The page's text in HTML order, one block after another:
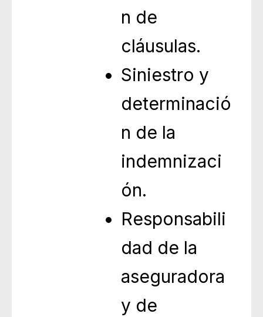
n de
cláusulas.
Siniestro y
determinació
n de la
indemnizaci
ón.
Responsabili
dad de la
aseguradora
y de